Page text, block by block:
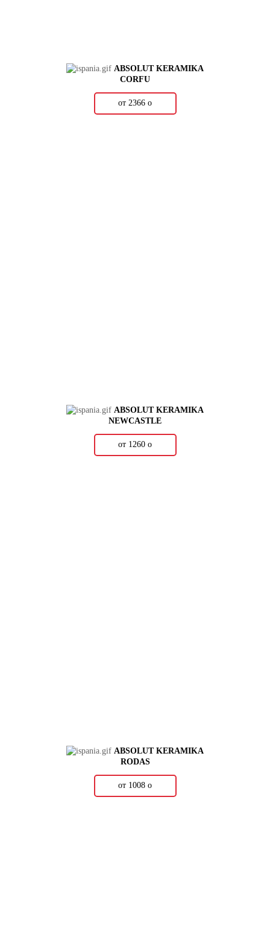
ABSOLUT KERAMIKA
CORFU
от 2366 о
ABSOLUT KERAMIKA
NEWCASTLE
от 1260 о
ABSOLUT KERAMIKA
RODAS
от 1008 о